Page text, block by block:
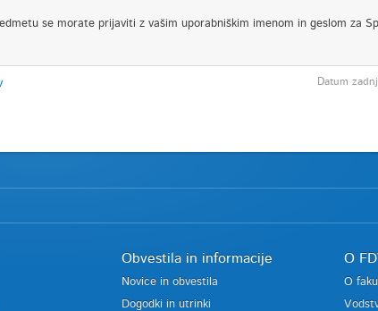
se morate prijaviti z vašim uporabniškim imenom in geslom za
Datum
Obvestila in informacije
Novice in obvestila
Dogodki in utrinki
O
O